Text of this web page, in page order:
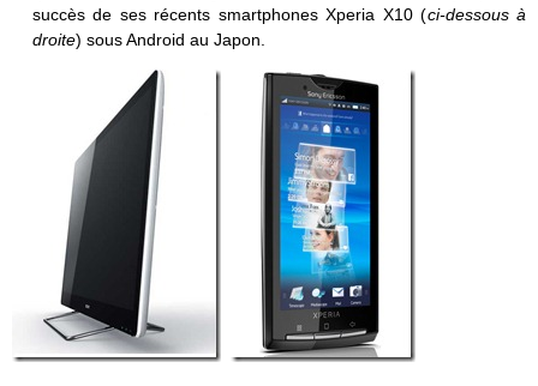
succès de ses récents smartphones Xperia X10 (ci-dessous à
droite) sous Android au Japon.